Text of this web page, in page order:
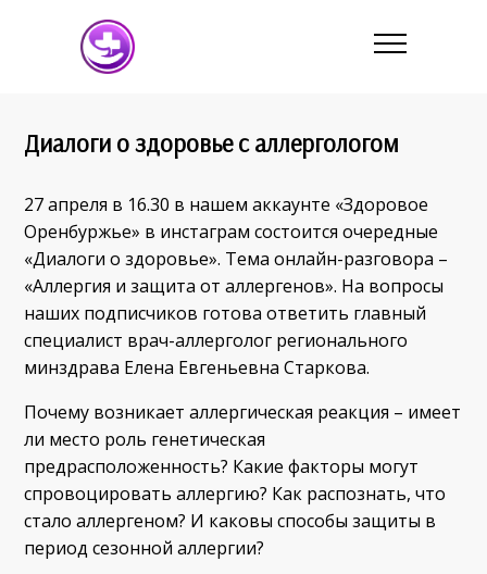
Диалоги о здоровье с аллергологом
27 апреля в 16.30 в нашем аккаунте «Здоровое
Оренбуржье» в инстаграм состоится очередные
«Диалоги о здоровье». Тема онлайн-разговора –
«Аллергия и защита от аллергенов». На вопросы
наших подписчиков готова ответить главный
специалист врач-аллерголог регионального
минздрава Елена Евгеньевна Старкова.
Почему возникает аллергическая реакция – имеет
ли место роль генетическая
предрасположенность? Какие факторы могут
спровоцировать аллергию? Как распознать, что
стало аллергеном? И каковы способы защиты в
период сезонной аллергии?